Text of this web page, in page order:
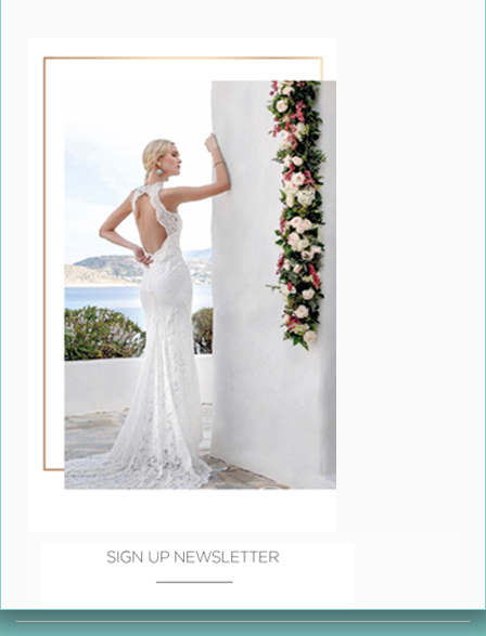
Πείτε “I Do” στο νέο σύγχρονο digital προσκλητήριο
Γαλάζια Ακτή στο Σχοινιά– Ένας “island destination”
γάμος δίπλα στο κύμα